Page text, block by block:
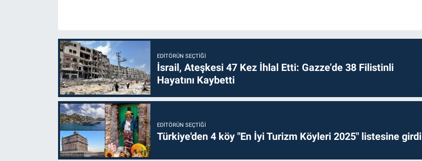
EDITÖRÜN SEÇTIĞI
İsrail, Ateşkesi 47 Kez İhlal Etti: Gazze’de 38 Filistinli
Hayatını Kaybetti
EDITÖRÜN SEÇTIĞI
Türkiye'den 4 köy "En İyi Turizm Köyleri 2025" listesine girdi